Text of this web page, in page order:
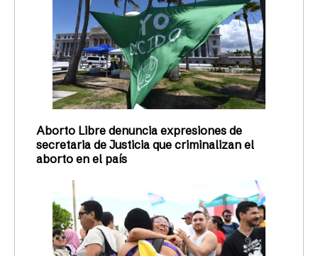
Aborto Libre denuncia expresiones de
secretaria de Justicia que criminalizan el
aborto en el país